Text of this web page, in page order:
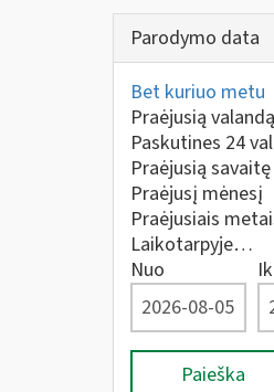
Parodymo data
Bet kuriuo metu
Praėjusią valandą
Paskutines 24
Praėjusią savaitę
Praėjusį mėnesį
Praėjusiais
Laikotarpyje…
Nuo
Paieška